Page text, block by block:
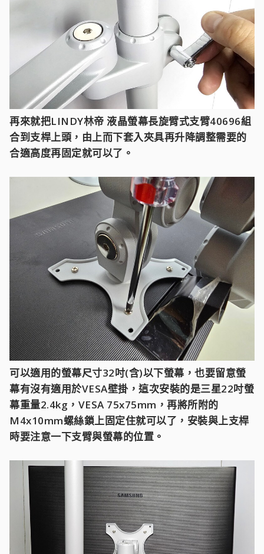
再來就把LINDY林帝 液晶螢幕長旋臂式支臂40696組
合到支桿上頭，由上而下套入夾具再升降調整需要的
合適高度再固定就可以了。
可以適用的螢幕尺寸32吋(含)以下螢幕，也要留意螢
幕有沒有適用於VESA壁掛，這次安裝的是三星22吋螢
幕重量2.4kg，VESA 75x75mm，再將所附的
M4x10mm螺絲鎖上固定住就可以了，安裝與上支桿
時要注意一下支臂與螢幕的位置。